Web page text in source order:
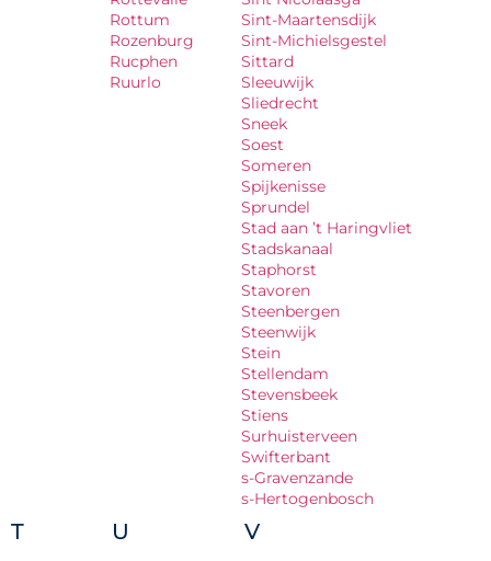
Rottum
Rozenburg
Rucphen
Ruurlo
Sint-Maartensdijk
Sint-Michielsgestel
Sittard
Sleeuwijk
Sliedrecht
Sneek
Soest
Someren
Spijkenisse
Sprundel
Stad aan ’t Haringvliet
Stadskanaal
Staphorst
Stavoren
Steenbergen
Steenwijk
Stein
Stellendam
Stevensbeek
Stiens
Surhuisterveen
Swifterbant
s-Gravenzande
s-Hertogenbosch
T U V